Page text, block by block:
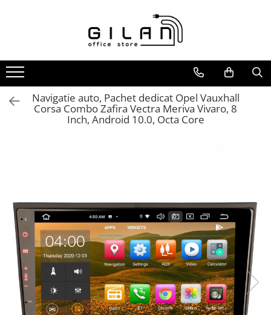
Livolo - Intrerupatoare
Intrerupatoare
ZigBee
Serie Noua
Generatia Noua
Navigatii Multimedia Auto
Navigatii DEDICATE
2 DIN
ALFA ROMEO
DACIA/RENAULT
FIAT
FORD
JEEP/CHRYSLER/DODGE
KIA
KIA
Navigatie auto, Pachet dedicat Opel Vauxhall
Corsa Combo Zafira Vectra Meriva Vivaro, 8
Inch, Android 10.0, Octa Core